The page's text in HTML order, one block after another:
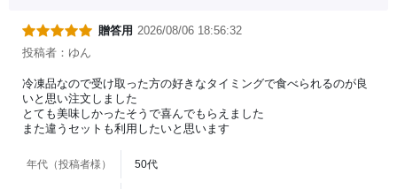
贈答用 2026/08/06 18:56:32
投稿者：ゆん
冷凍品なので受け取った方の好きなタイミングで食べられるのが良
いと思い注文しました
とても美味しかったそうで喜んでもらえました
また違うセットも利用したいと思います
年代（投稿者様） 50代